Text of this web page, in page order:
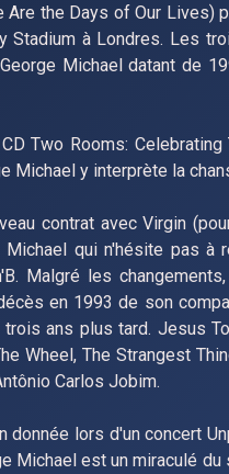
the Days of Our Lives)
à Londres. Les
Michael datant de
Two Rooms:
Michael y interprète la
contrat avec Virgin
qui n'hésite pas à
Malgré les
en 1993 de son
ans plus tard. Jesus
Wheel, The Strangest
Carlos Jobim.
lors d'un concert
Michael est un miraculé